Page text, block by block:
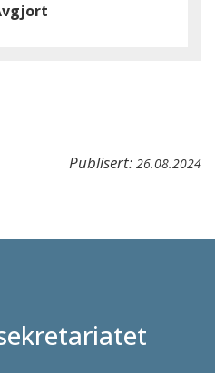
Publisert: 26.08.2024